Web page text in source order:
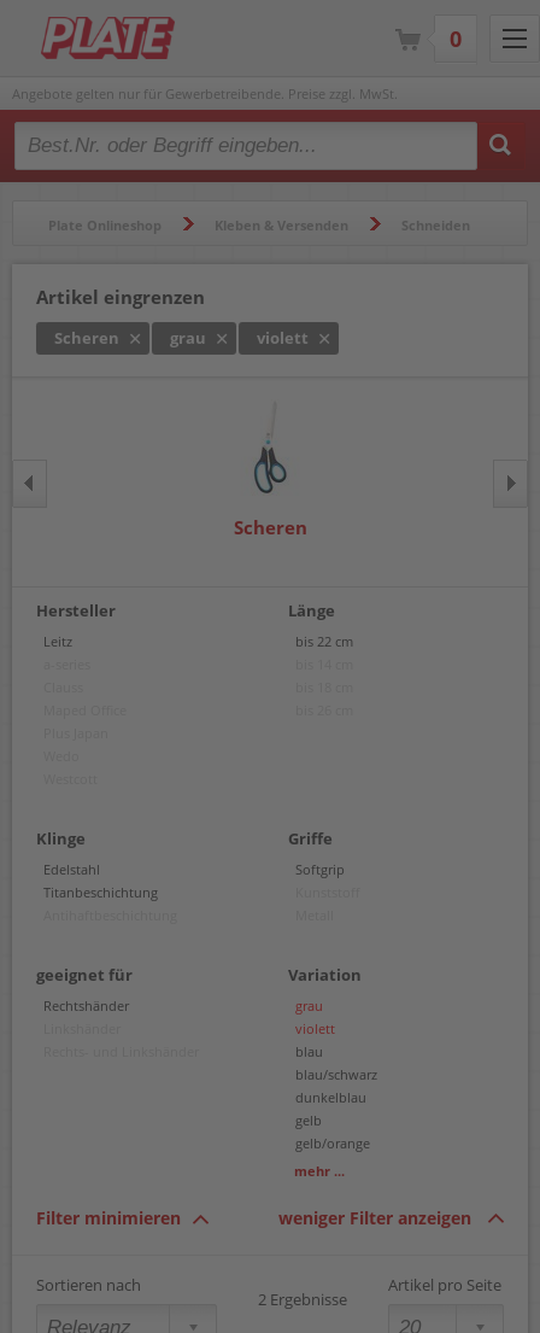
Angebote gelten nur für Gewerbetreibende. Preise zzgl. MwSt.
Type 2 or more characters for results.
Plate Onlineshop Kleben & Versenden Schneiden
Artikel eingrenzen
Scheren grau violett
Scheren
Hersteller
Leitz
Länge
bis 22 cm
Klinge
Edelstahl
Titanbeschichtung
Griffe
Softgrip
geeignet für
Rechtshänder
Variation
grau
violett
blau
blau/schwarz
dunkelblau
gelb
gelb/orange
grau/gelb
pink
silber
mehr ...
Filter minimieren weniger Filter anzeigen
Sortieren nach
2 Ergebnisse
Artikel pro Seite
0